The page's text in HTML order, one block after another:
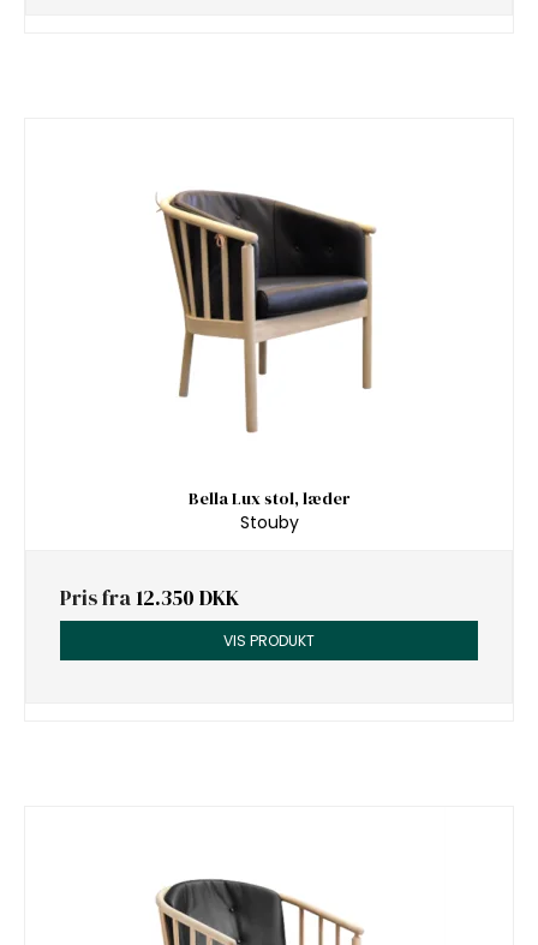
Bella Lux stol, læder
Stouby
Pris fra 12.350 DKK
VIS PRODUKT